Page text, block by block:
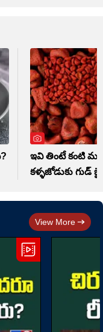
ఇవి తింటే కంటి
కళ్ళజోడుకు గుడ్ బై
View More